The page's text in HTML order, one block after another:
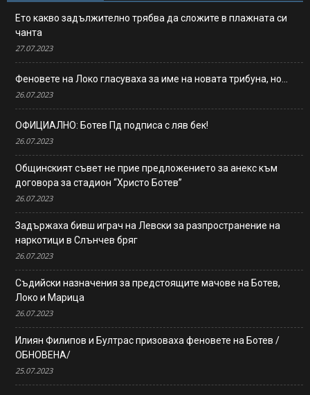
Ето какво задължително трябва да сложите в плажната си
чанта
27.07.2023
Феновете на Локо гласуваха за име на новата трибуна, но…
26.07.2023
ОФИЦИАЛНО: Ботев Пд подписа с ляв бек!
26.07.2023
Общинският съвет не прие предложението за анекс към
договора за стадион “Христо Ботев”
26.07.2023
Задържаха бивш играч на Левски за разпространение на
наркотици в Слънчев бряг
26.07.2023
Съдийски назначения за предстоящите мачове на Ботев,
Локо и Марица
26.07.2023
Илиян Филипов и Бултрас призоваха феновете на Ботев /
ОБНОВЕНА/
25.07.2023